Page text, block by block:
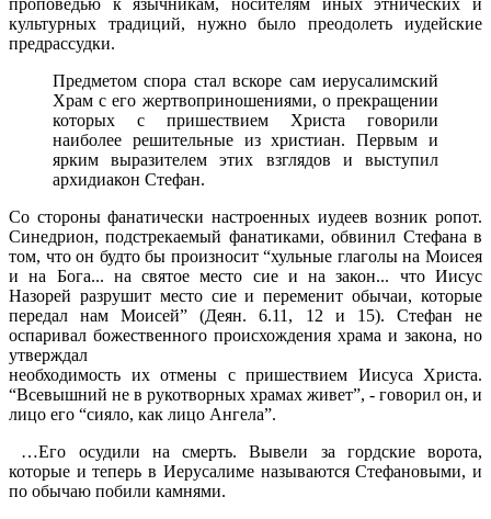
культурных традиций, нужно было преодолеть иудейские
предрас­судки.
Предметом спора стал вскоре сам иерусалимский
Храм с его жертвоприношениями, о пре­кращении
которых с пришествием Христа говорили
наиболее решительные из христиан. Первым и
ярким выразителем этих взглядов и выступил
архидиакон Стефан.
Со стороны фанатически настроенных иудеев возник ропот.
Синедрион, подстрекаемый фанатиками, обвинил Сте­фана в
том, что он будто бы произносит “хульные глаголы на Моисея
и на Бога... на святое место сие и на закон... что Иисус
Назорей разрушит место сие и переменит обычаи, кото­рые
передал нам Моисей” (Деян. 6.11, 12 и 15). Стефан не
оспаривал божественного происхождения храма и закона, но
утверждал
необходимость их отмены с пришествием Иисуса Христа.
“Всевышний не в рукотворных храмах живет”, - говорил он, и
лицо его “сияло, как лицо Ангела”.
…Его осудили на смерть. Вывели за гордские ворота,
которые и теперь в Иерусалиме называются Стефановыми, и
по обычаю побили камнями.